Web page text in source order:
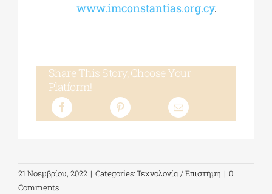
www.imconstantias.org.cy.
Share This Story, Choose Your
Platform!
21 Νοεμβρίου, 2022 | Categories:Τεχνολογία / Επιστήμη | 0
Comments